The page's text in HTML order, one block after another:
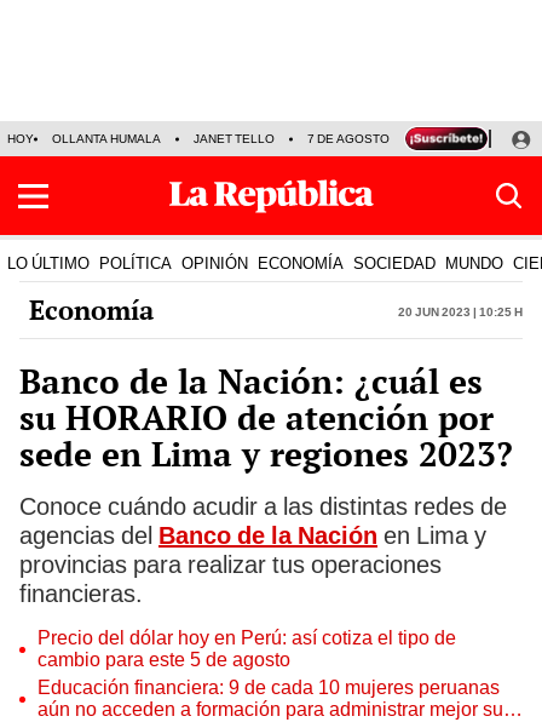
HOY OLLANTA HUMALA JANET TELLO 7 DE AGOSTO TINKA RESULTADOS
LO ÚLTIMO POLÍTICA OPINIÓN ECONOMÍA SOCIEDAD MUNDO
Economía 20 Jun 2023 | 10:25 h
Banco de la Nación: ¿cuál es
su HORARIO de atención por
sede en Lima y regiones 2023?
Conoce cuándo acudir a las distintas redes de
agencias del Banco de la Nación en Lima y
provincias para realizar tus operaciones
financieras.
Precio del dólar hoy en Perú: así cotiza el tipo de
cambio para este 5 de agosto
Educación financiera: 9 de cada 10 mujeres peruanas
aún no acceden a formación para administrar mejor su